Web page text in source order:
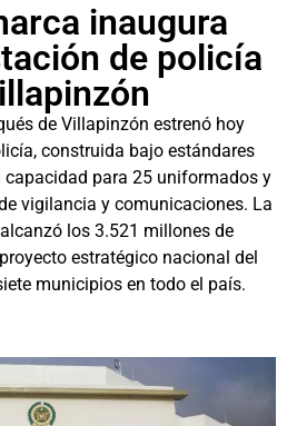
inaugura
de policía
de Villapinzón estrenó hoy
construida bajo estándares
capacidad para 25 uniformados y
vigilancia y comunicaciones. La
los 3.521 millones de
estratégico nacional del
municipios en todo el país.